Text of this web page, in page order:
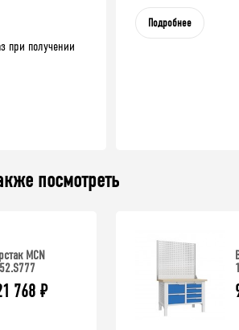
при получении
Подробнее
посмотреть
MCN
768 ₽